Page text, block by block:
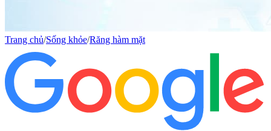
Trang chủ/Sống khỏe/Răng hàm mặt